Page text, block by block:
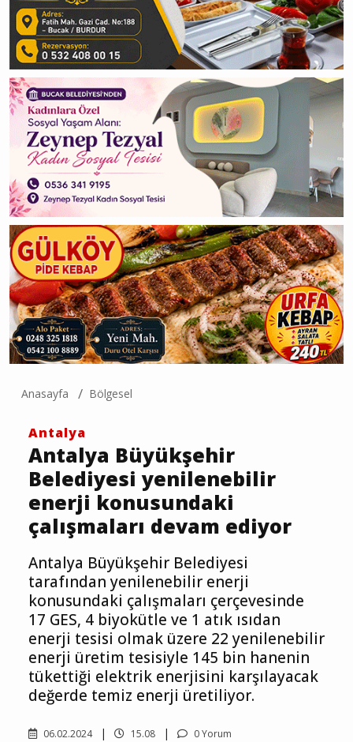
Anasayfa Bölgesel
Antalya
Antalya Büyükşehir
Belediyesi yenilenebilir
enerji konusundaki
çalışmaları devam ediyor
Antalya Büyükşehir Belediyesi
tarafından yenilenebilir enerji
konusundaki çalışmaları çerçevesinde
17 GES, 4 biyokütle ve 1 atık ısıdan
enerji tesisi olmak üzere 22 yenilenebilir
enerji üretim tesisiyle 145 bin hanenin
tükettiği elektrik enerjisini karşılayacak
değerde temiz enerji üretiliyor.
06.02.2024 15.08 0 Yorum